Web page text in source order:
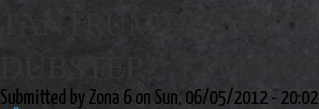
TANTRUM DESIRE
DUBSTEP :: 12 MAIO
Submitted by Zona 6 on Sun, 06/05/2012 - 20:02